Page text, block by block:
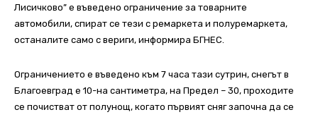
Лисичково” е въведено ограничение за товарните
автомобили, спират се тези с ремаркета и полуремаркета,
останалите само с вериги, информира БГНЕС.
Ограничението е въведено към 7 часа тази сутрин, снегът в
Благоевград е 10-на сантиметра, на Предел – 30, проходите
се почистват от полунощ, когато първият сняг започна да се